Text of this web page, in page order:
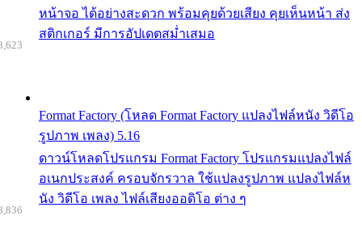
หน้าจอ ได้อย่างสะดวก พร้อมคุยด้วยเสียง คุยเห็นหน้า ส่ง
สติกเกอร์ มีการอัปเดตสม่ำเสมอ
Format Factory (โหลด Format Factory แปลงไฟล์หนัง วิดีโอ
รูปภาพ เพลง) 5.16
ดาวน์โหลดโปรแกรม Format Factory โปรแกรมแปลงไฟล์
อเนกประสงค์ ครอบจักรวาล ใช้แปลงรูปภาพ แปลงไฟล์ห
นัง วิดีโอ เพลง ไฟล์เสียงออดิโอ ต่าง ๆ